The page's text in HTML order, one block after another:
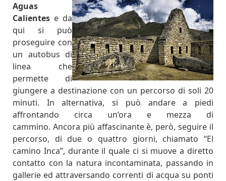
Aguas
Calientes e da
qui si può
proseguire con
un autobus di
linea che
permette di
giungere a destinazione con un percorso di soli 20
minuti. In alternativa, si può andare a piedi
affrontando circa un’ora e mezza di
cammino. Ancora più affascinante è, però, seguire il
percorso, di due o quattro giorni, chiamato “El
camino Inca”, durante il quale ci si muove a diretto
contatto con la natura incontaminata, passando in
gallerie ed attraversando correnti di acqua su ponti